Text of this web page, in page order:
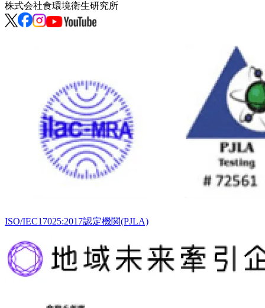
株式会社食環境衛生研究所
ISO/IEC17025:2017認定機関(PJLA)